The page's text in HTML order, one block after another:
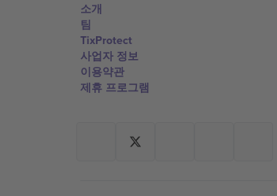
소개
팀
TixProtect
사업자 정보
이용약관
제휴 프로그램